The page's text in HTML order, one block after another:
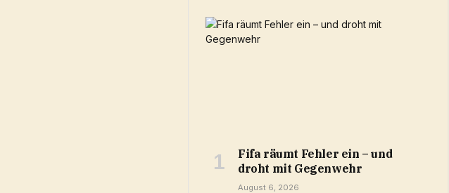
Fifa räumt Fehler ein – und
droht mit Gegenwehr
August 6, 2026